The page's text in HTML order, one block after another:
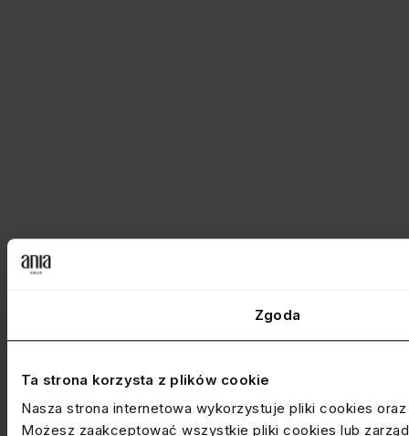
Zgoda
Ta strona korzysta z plików cookie
Nasza strona internetowa wykorzystuje pliki cookies
Możesz zaakceptować wszystkie pliki cookies lub